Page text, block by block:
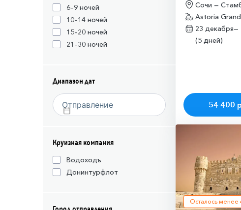
6–9 ночей
10–14 ночей
15–20 ночей
21–30 ночей
Диапазон дат
Круизная компания
Водоходъ
Донинтурфлот
Сочи —
Astoria
23 декабря—
(5 дней)
54 400
Осталось менее